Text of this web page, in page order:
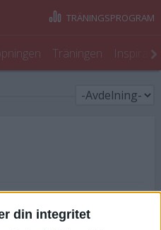
din integritet
Träningen
TRÄNINGSPROGRAM